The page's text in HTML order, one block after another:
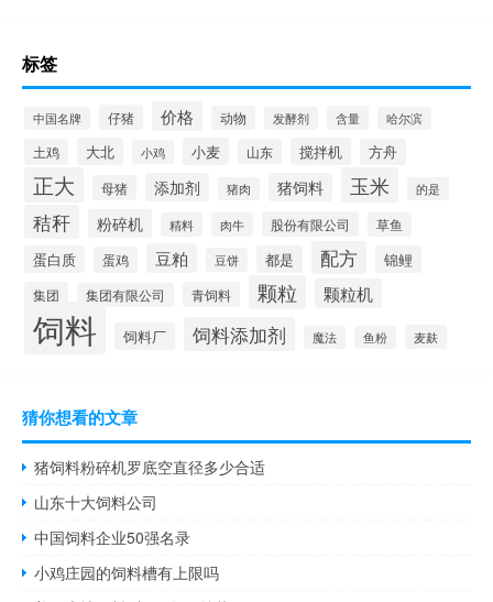
标签
中国名牌 仔猪 价格 动物 发酵剂 含量 哈尔滨
土鸡 大北 小鸡 小麦 山东 搅拌机 方舟
正大 母猪 添加剂 猪肉 猪饲料 玉米 的是
秸秆 粉碎机 精料 肉牛 股份有限公司 草鱼
蛋白质 蛋鸡 豆粕 豆饼 都是 配方 锦鲤
集团 集团有限公司 青饲料 颗粒 颗粒机
饲料 饲料厂 饲料添加剂 魔法 鱼粉 麦麸
猜你想看的文章
猪饲料粉碎机罗底空直径多少合适
山东十大饲料公司
中国饲料企业50强名录
小鸡庄园的饲料槽有上限吗